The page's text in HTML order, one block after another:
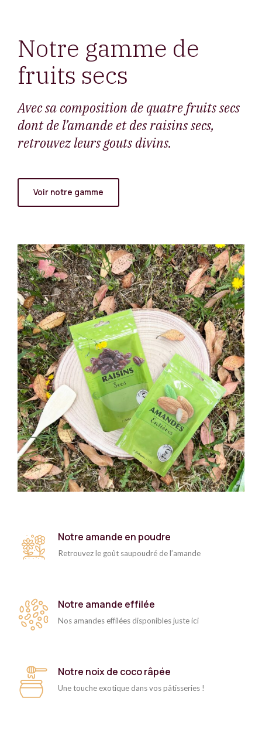
Notre gamme de
fruits secs
Avec sa composition de quatre fruits secs
dont de l’amande et des raisins secs,
retrouvez leurs gouts divins.
Voir notre gamme
Notre amande en poudre
Retrouvez le goût saupoudré de l’amande
Notre amande effilée
Nos amandes effilées disponibles juste ici
Notre noix de coco râpée
Une touche exotique dans vos pâtisseries !